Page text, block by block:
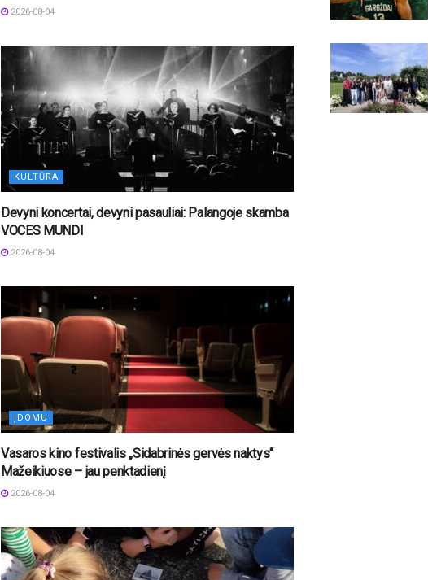
2026-08-04
KULTŪRA
Devyni koncertai, devyni pasauliai: Palangoje skamba
VOCES MUNDI
2026-08-04
ĮDOMU
Vasaros kino festivalis „Sidabrinės gervės naktys“
Mažeikiuose – jau penktadienį
2026-08-04